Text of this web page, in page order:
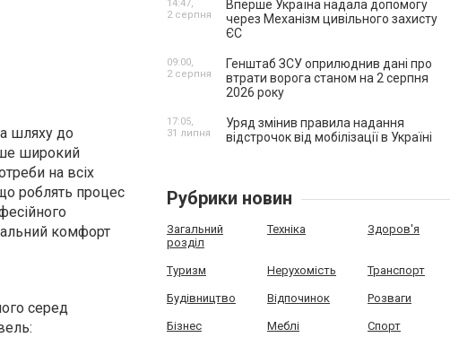
шляху до
широкий
на всіх
роблять процес
комфорт
серед
Вперше Україна надала допомогу
через Механізм цивільного захисту
ЄС
14:47,
2 серпня
Генштаб ЗСУ оприлюднив дані про
втрати ворога станом на 2 серпня
2026 року
09:00,
2 серпня
Уряд змінив правила надання
відстрочок від мобілізації в Україні
17:05,
31 липня
Рубрики новин
Загальний
розділ
Техніка Здоров'я
Туризм Нерухомість Транспорт
Будівництво Відпочинок Розваги
Бізнес Меблі Спорт